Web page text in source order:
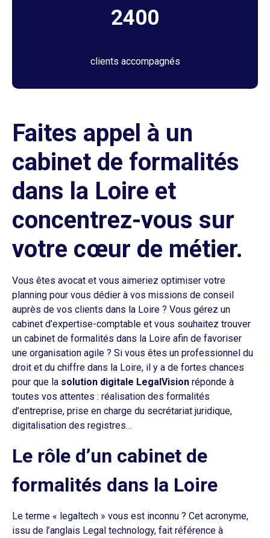
2400
clients accompagnés
Faites appel à un
cabinet de formalités
dans la Loire et
concentrez-vous sur
votre cœur de métier.
Vous êtes avocat et vous aimeriez optimiser votre
planning pour vous dédier à vos missions de conseil
auprès de vos clients dans la Loire ? Vous gérez un
cabinet d’expertise-comptable et vous souhaitez trouver
un cabinet de formalités dans la Loire afin de favoriser
une organisation agile ? Si vous êtes un professionnel du
droit et du chiffre dans la Loire, il y a de fortes chances
pour que la solution digitale LegalVision réponde à
toutes vos attentes : réalisation des formalités
d’entreprise, prise en charge du secrétariat juridique,
digitalisation des registres…
Le rôle d’un cabinet de
formalités dans la Loire
Le terme « legaltech » vous est inconnu ? Cet acronyme,
issu de l’anglais Legal technology, fait référence à